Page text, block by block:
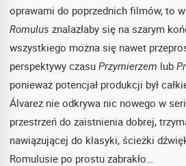
oprawami do poprzednich filmów, to
Romulus znalazłaby się na szarym
wszystkiego można się nawet
perspektywy czasu Przymierzem lub
ponieważ potencjał produkcji był
Álvarez nie odkrywa nic nowego w
przestrzeń do zaistnienia dobrej,
nawiązującej do klasyki, ścieżki
Romulusie po prostu zabrakło…